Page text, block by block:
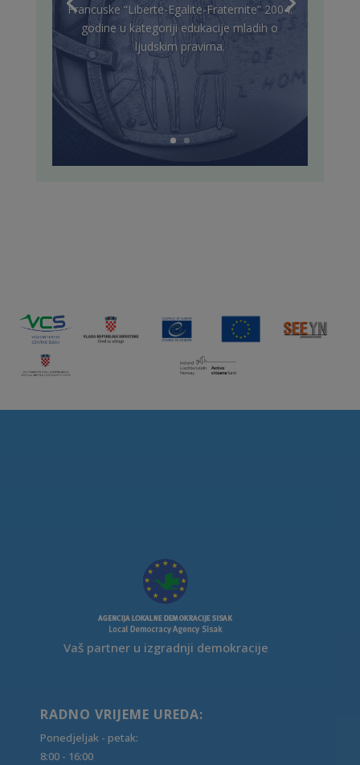
Francuske “Liberte-Egalite-Fraternite” 2004.
godine u kategoriji edukacije mladih o
ljudskim pravima.
Vaš partner u izgradnji demokracije
RADNO VRIJEME UREDA:
Ponedjeljak - petak:
8:00 - 16:00